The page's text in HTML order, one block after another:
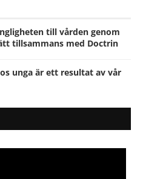
till vården genom
tillsammans med Doctrin
unga är ett resultat av vår